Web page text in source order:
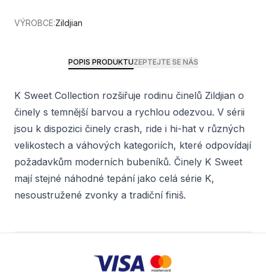
VÝROBCE:Zildjian
POPIS PRODUKTUZEPTEJTE SE NÁS
K Sweet Collection rozšiřuje rodinu činelů Zildjian o
činely s temnější barvou a rychlou odezvou. V sérii
jsou k dispozici činely crash, ride i hi-hat v různých
velikostech a váhových kategoriích, které odpovídají
požadavkům moderních bubeníků. Činely K Sweet
mají stejné náhodné tepání jako celá série K,
nesoustružené zvonky a tradiční finiš.